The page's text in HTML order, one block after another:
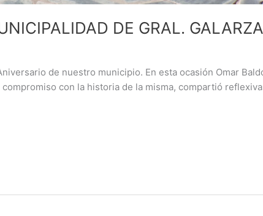
DE GRAL. GALARZA
de nuestro municipio. En esta ocasión Omar
con la historia de la misma, compartió